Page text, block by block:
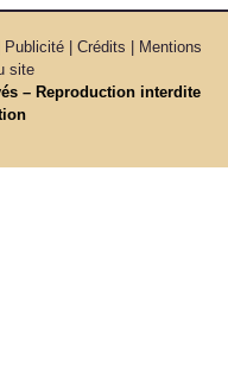
| Crédits | Mentions
site
– Reproduction interdite